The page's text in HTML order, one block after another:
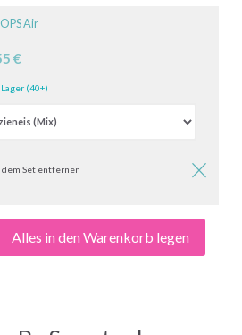
Air
€
(40+)
dem Set entfernen
Alles in den Warenkorb legen